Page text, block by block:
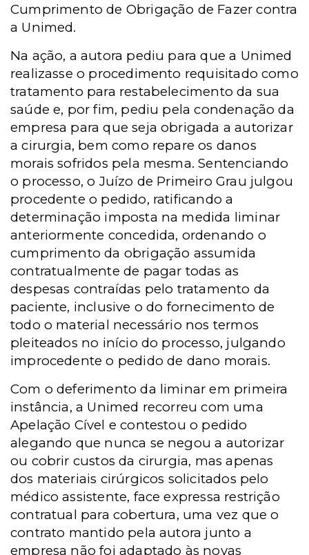
Cumprimento de Obrigação de Fazer contra
a Unimed.
Na ação, a autora pediu para que a Unimed
realizasse o procedimento requisitado como
tratamento para restabelecimento da sua
saúde e, por fim, pediu pela condenação da
empresa para que seja obrigada a autorizar
a cirurgia, bem como repare os danos
morais sofridos pela mesma. Sentenciando
o processo, o Juízo de Primeiro Grau julgou
procedente o pedido, ratificando a
determinação imposta na medida liminar
anteriormente concedida, ordenando o
cumprimento da obrigação assumida
contratualmente de pagar todas as
despesas contraídas pelo tratamento da
paciente, inclusive o do fornecimento de
todo o material necessário nos termos
pleiteados no início do processo, julgando
improcedente o pedido de dano morais.
Com o deferimento da liminar em primeira
instância, a Unimed recorreu com uma
Apelação Cível e contestou o pedido
alegando que nunca se negou a autorizar
ou cobrir custos da cirurgia, mas apenas
dos materiais cirúrgicos solicitados pelo
médico assistente, face expressa restrição
contratual para cobertura, uma vez que o
contrato mantido pela autora junto a
empresa não foi adaptado às novas